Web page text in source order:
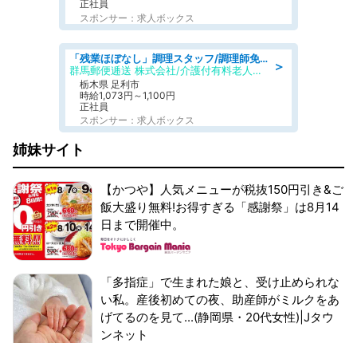
正社員
スポンサー：求人ボックス
＞
「残業ほぼなし」調理スタッフ/調理師免許必須/正職員/日勤のみ/介護付き有料老人ホーム/社会保障完備
群馬郵便逓送 株式会社/介護付有料老人ホーム ふる里
栃木県 足利市
時給1,073円～1,100円
正社員
スポンサー：求人ボックス
姉妹サイト
【かつや】人気メニューが税抜150円引き&ご
飯大盛り無料!お得すぎる「感謝祭」は8月14
日まで開催中。
「多指症」で生まれた娘と、受け止められな
い私。産後初めての夜、助産師がミルクをあ
げてるのを見て...(静岡県・20代女性)|Jタウ
ンネット